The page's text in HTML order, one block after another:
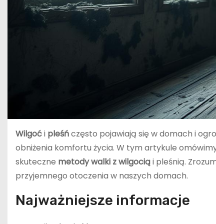
Wilgoći pleśńczęsto pojawiają się w domach i
obniżenia komfortu życia. W tym artykule
skuteczne metody walki z wilgociąi pleśnią.
przyjemnego otoczenia w naszych domach.
Najważniejsze informacje